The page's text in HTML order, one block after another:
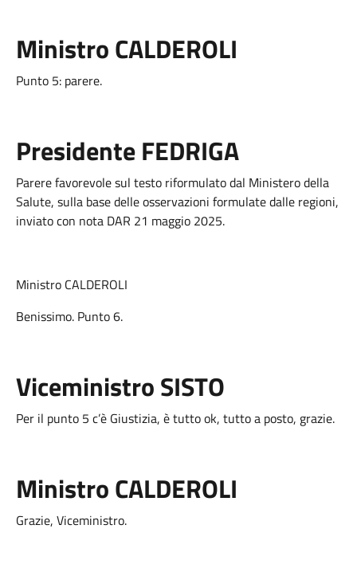
Ministro CALDEROLI
Punto 5: parere.
Presidente FEDRIGA
Parere favorevole sul testo riformulato dal Ministero della
Salute, sulla base delle osservazioni formulate dalle regioni,
inviato con nota DAR 21 maggio 2025.
Ministro CALDEROLI
Benissimo. Punto 6.
Viceministro SISTO
Per il punto 5 c’è Giustizia, è tutto ok, tutto a posto, grazie.
Ministro CALDEROLI
Grazie, Viceministro.